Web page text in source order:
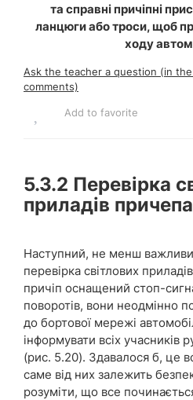
та справні причіпні
ланцюги або троси, щоб
ходу
Ask the teacher a question (in
comments)
Add to favorite
5.3.2 Перевірка
приладів причепа
Наступний, не менш
перевірка світлових
причіп оснащений стоп-
поворотів, вони неодмінно
до бортової мережі
інформувати всіх учасників
(рис. 5.20). Здавалося б, це
саме від них залежить
розуміти, що все